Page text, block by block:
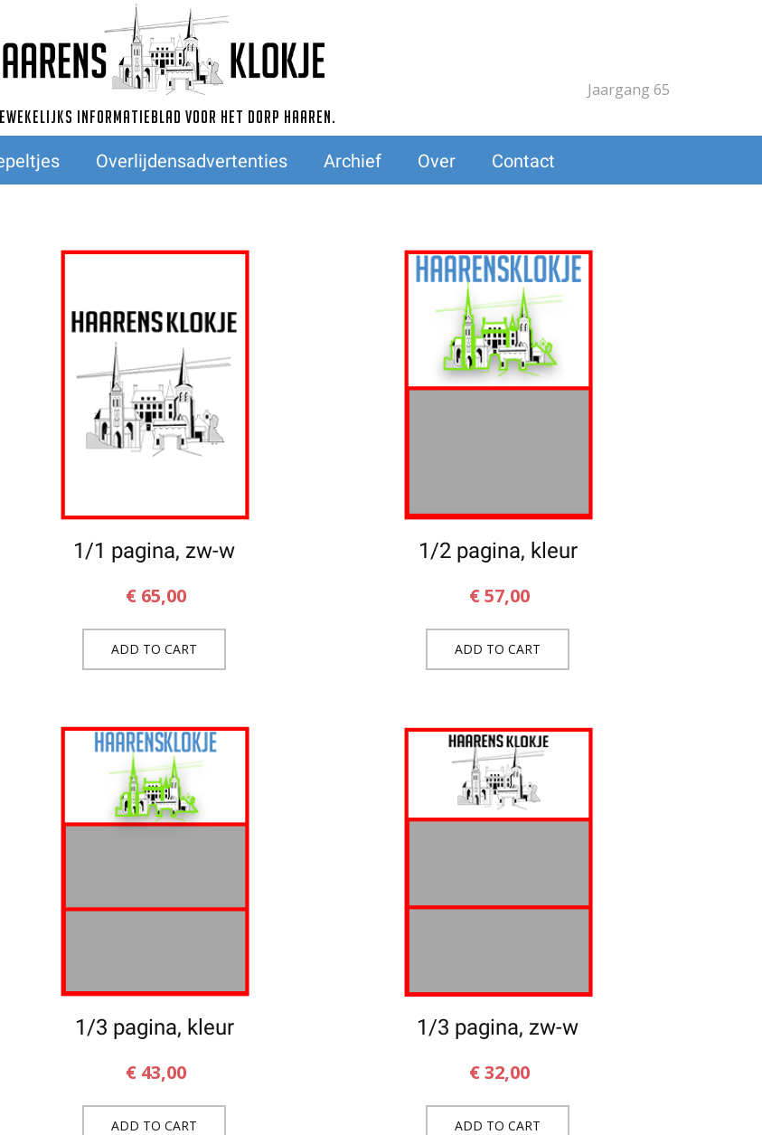
Jaargang 65
informatieblad voor het dorp Haaren.
Overlijdensadvertenties Archief Over Contact
1/1 pagina, zw-w
€ 65,00
ADD TO CART
1/2 pagina, kleur
€57,00
ADD TO CART
1/3 pagina, kleur
€ 43,00
ADD TO CART
1/3 pagina, zw-w
€32,00
ADD TO CART